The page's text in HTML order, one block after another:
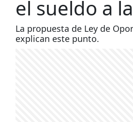
el sueldo a
La propuesta de Ley de
explican este punto.